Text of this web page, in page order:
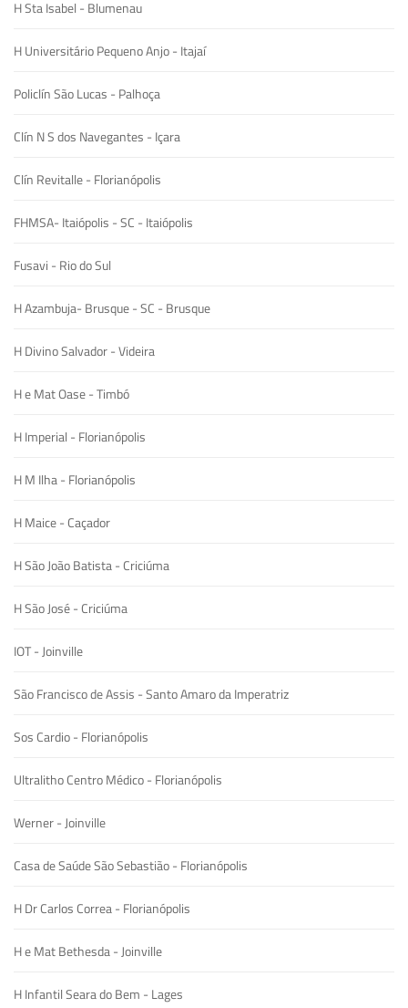
H Sta Isabel - Blumenau
H Universitário Pequeno Anjo - Itajaí
Policlín São Lucas - Palhoça
Clín N S dos Navegantes - Içara
Clín Revitalle - Florianópolis
FHMSA- Itaiópolis - SC - Itaiópolis
Fusavi - Rio do Sul
H Azambuja- Brusque - SC - Brusque
H Divino Salvador - Videira
H e Mat Oase - Timbó
H Imperial - Florianópolis
H M Ilha - Florianópolis
H Maice - Caçador
H São João Batista - Criciúma
H São José - Criciúma
IOT - Joinville
São Francisco de Assis - Santo Amaro da Imperatriz
Sos Cardio - Florianópolis
Ultralitho Centro Médico - Florianópolis
Werner - Joinville
Casa de Saúde São Sebastião - Florianópolis
H Dr Carlos Correa - Florianópolis
H e Mat Bethesda - Joinville
H Infantil Seara do Bem - Lages